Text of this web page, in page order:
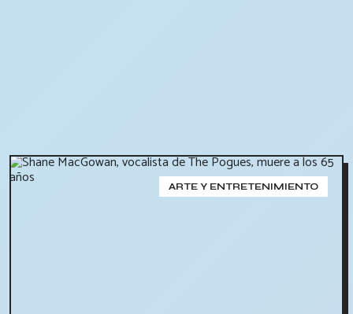
ARTE Y ENTRETENIMIENTO